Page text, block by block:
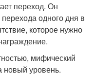
переход. Он
одного дня в
которое нужно
мифический
новый уровень.